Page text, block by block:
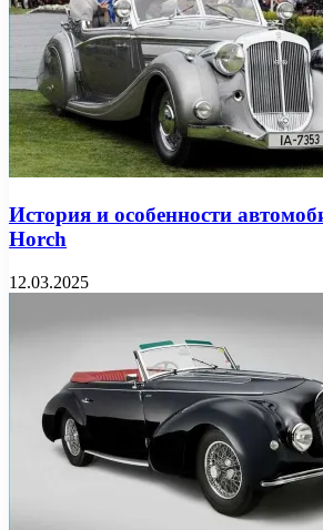
История и особенности
Horch
12.03.2025